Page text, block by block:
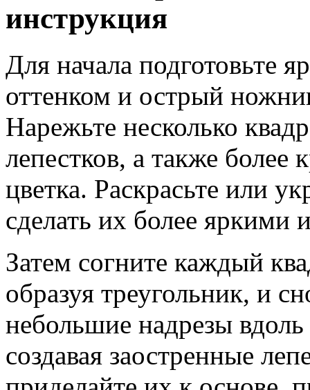
инструкция
Для начала подготовьте
оттенком и острый
Нарежьте несколько
лепестков, а также более
цветка. Раскрасьте или
сделать их более яркими
Затем согните каждый
образуя треугольник, и
небольшие надрезы
создавая заостренные